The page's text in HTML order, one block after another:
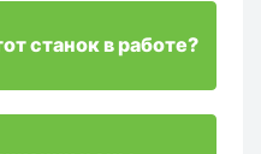
станок в работе?